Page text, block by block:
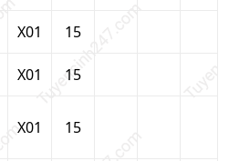
X01 15
X01 15
X01 15